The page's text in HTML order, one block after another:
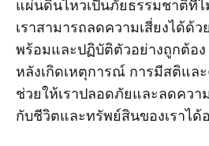
แผ่นดินไหวเป็นภัยธรรมชาติที่
เราสามารถลดความเสี่ยงได้ด้
พร้อมและปฏิบัติตัวอย่างถูกต้อง
หลังเกิดเหตุการณ์ การมีสติแล
ช่วยให้เราปลอดภัยและลดควา
กับชีวิตและทรัพย์สินของเราได้